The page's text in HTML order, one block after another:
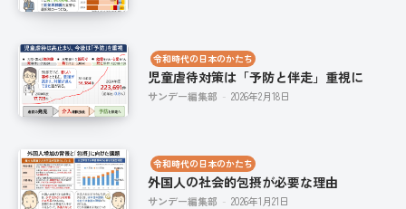
令和時代の日本のかたち
児童虐待対策は「予防と伴走」重視に
サンデー編集部 - 2026年2月18日
令和時代の日本のかたち
外国人の社会的包摂が必要な理由
サンデー編集部 - 2026年1月21日